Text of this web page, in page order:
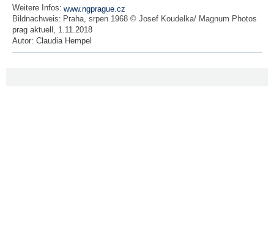
Weitere Infos: www.ngprague.cz
Bildnachweis: Praha, srpen 1968 © Josef Koudelka/ Magnum Photos
prag aktuell, 1.11.2018
Autor: Claudia Hempel